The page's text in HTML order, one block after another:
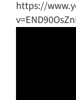
https://